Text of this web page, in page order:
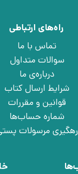
راه‌های ارتباطی
تماس با ما
سوالات متداول
درباره‌ی ما
شرایط ارسال کتاب
قوانین و مقررات
شماره حساب‌ها
رهگیری مرسولات